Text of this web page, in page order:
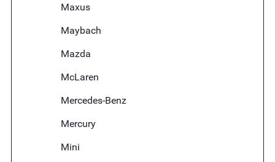
Maxus
Maybach
Mazda
McLaren
Mercedes-Benz
Mercury
Mini